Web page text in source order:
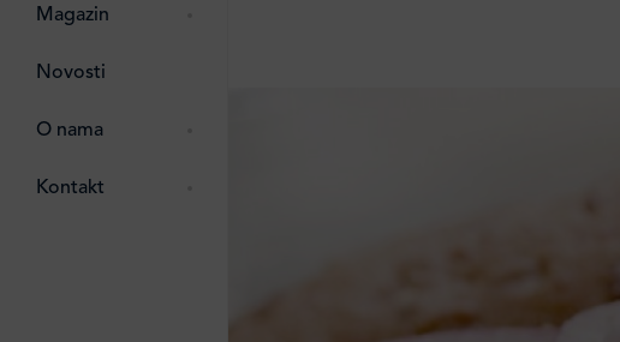
Magazin
Novosti
O nama
ostalo
Kontakt